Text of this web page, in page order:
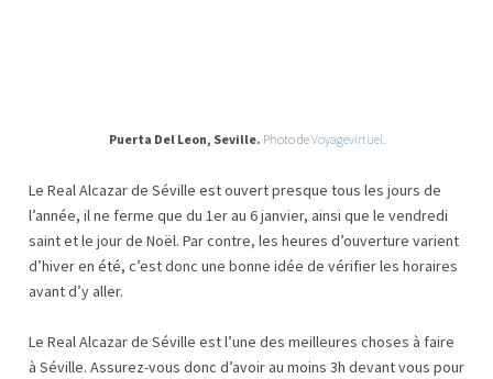
Puerta Del Leon, Seville. Photo deVoyagevirtuel.
Le Real Alcazar de Séville est ouvert presque tous les jours de
l’année, il ne ferme que du 1er au 6 janvier, ainsi que le vendredi
saint et le jour de Noël. Par contre, les heures d’ouverture varient
d’hiver en été, c’est donc une bonne idée de vérifier les horaires
avant d’y aller.
Le Real Alcazar de Séville est l’une des meilleures choses à faire
à Séville. Assurez-vous donc d’avoir au moins 3h devant vous pour